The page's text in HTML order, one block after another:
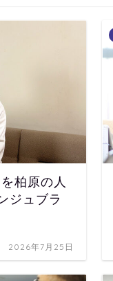
柏原の人
ジュブラ
2026年7月25日